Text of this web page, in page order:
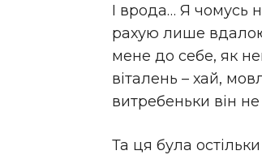
І врода… Я чомусь
рахую лише
мене до себе, як
віталень – хай,
витребеньки він
Та ця була